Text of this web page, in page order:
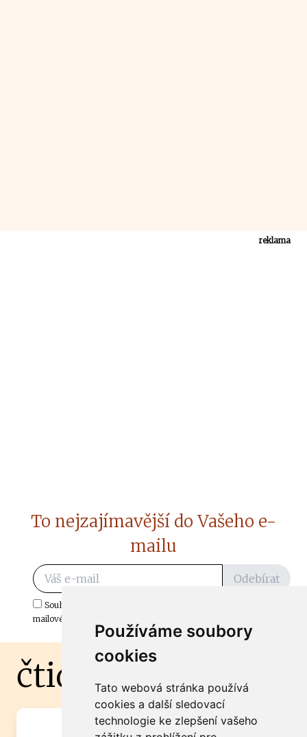
Používáme soubory
cookies
Tato webová stránka používá
cookies a další sledovací
technologie ke zlepšení vašeho
reklama
To nejzajímavější do Vašeho e-
mailu
Odebírat
Souhlasím s odběrem důležitých zpráv ze ČtiDoma.cz do mé e-
mailové schránky.
čtidoma.cz
Máte zajímavou informaci? Chcete